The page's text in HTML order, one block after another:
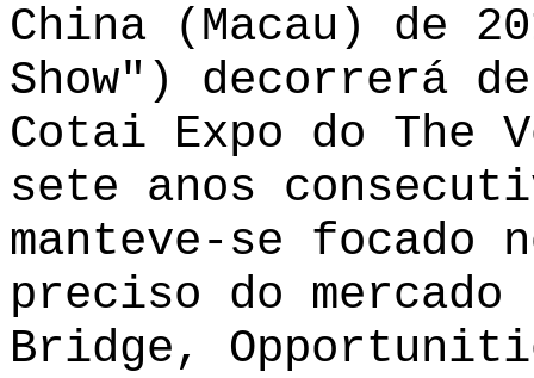
China (Macau) de
Show") decorrerá
Cotai Expo do The
sete anos
manteve-se focado
preciso do mercado
Bridge,